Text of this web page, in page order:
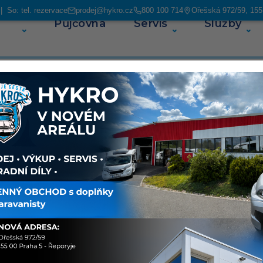
So: tel. rezervace prodej@hykro.cz 800 100 714 Ořešská 972/59,
Půjčovna Servis Služby
EU
Sdílet
O